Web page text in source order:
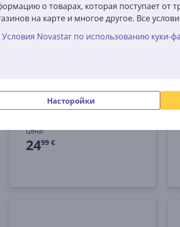
о товарах, которая поступает от
на карте и многое другое. Все
Условия Novastar по использованию куки-
Насторойки
MW5L3ZM/A
На складе
Цена:
2499 €